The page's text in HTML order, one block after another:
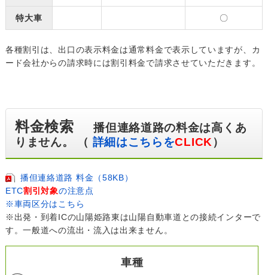
特大車 〇
各種割引は、出口の表示料金は通常料金で表示していますが、カ
ード会社からの請求時には割引料金で請求させていただきます。
料金検索播但連絡道路の料金は高くあ
りません。 （ 詳細はこちらをCLICK ）
播但連絡道路 料金（58KB）
ETC割引対象の注意点
※車両区分はこちら
※出発・到着ICの山陽姫路東は山陽自動車道との接続インターで
す。一般道への流出・流入は出来ません。
車種